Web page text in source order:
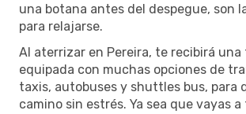
una botana antes del despegue, son
para relajarse.
Al aterrizar en Pereira, te recibirá una
equipada con muchas opciones de
taxis, autobuses y shuttles bus, para
camino sin estrés. Ya sea que vayas